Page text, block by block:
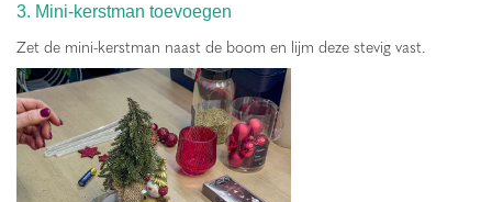
3. Mini-kerstman toevoegen
Zet de mini-kerstman naast de boom en lijm deze stevig vast.